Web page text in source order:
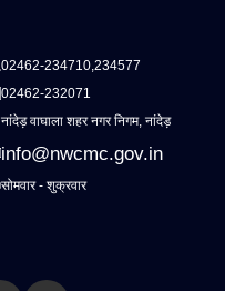
02462-234710,234577
02462-232071
नांदेड़ वाघाला शहर नगर निगम, नांदेड़
info@nwcmc.gov.in
सोमवार - शुक्रवार